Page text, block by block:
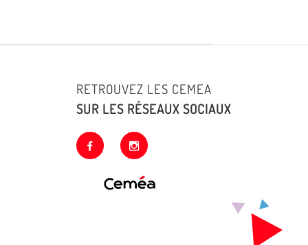
RETROUVEZ LES CEMEA
SUR LES RÉSEAUX SOCIAUX
facebook instagram